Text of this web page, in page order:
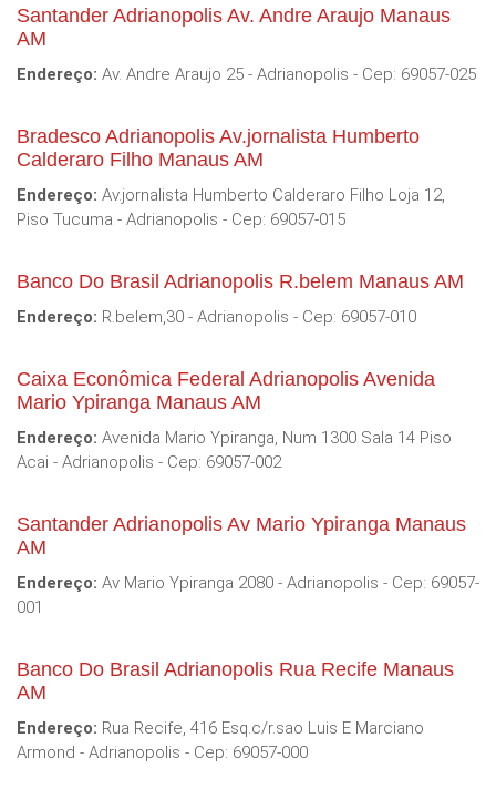
Santander Adrianopolis Av. Andre Araujo Manaus
AM
Endereço: Av. Andre Araujo 25 - Adrianopolis - Cep: 69057-025
Bradesco Adrianopolis Av.jornalista Humberto
Calderaro Filho Manaus AM
Endereço: Av.jornalista Humberto Calderaro Filho Loja 12,
Piso Tucuma - Adrianopolis - Cep: 69057-015
Banco Do Brasil Adrianopolis R.belem Manaus AM
Endereço: R.belem,30 - Adrianopolis - Cep: 69057-010
Caixa Econômica Federal Adrianopolis Avenida
Mario Ypiranga Manaus AM
Endereço: Avenida Mario Ypiranga, Num 1300 Sala 14 Piso
Acai - Adrianopolis - Cep: 69057-002
Santander Adrianopolis Av Mario Ypiranga Manaus
AM
Endereço: Av Mario Ypiranga 2080 - Adrianopolis - Cep: 69057-
001
Banco Do Brasil Adrianopolis Rua Recife Manaus
AM
Endereço: Rua Recife, 416 Esq.c/r.sao Luis E Marciano
Armond - Adrianopolis - Cep: 69057-000